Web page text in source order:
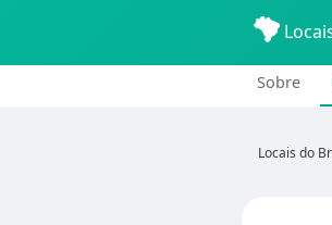
Sobre
Locais do